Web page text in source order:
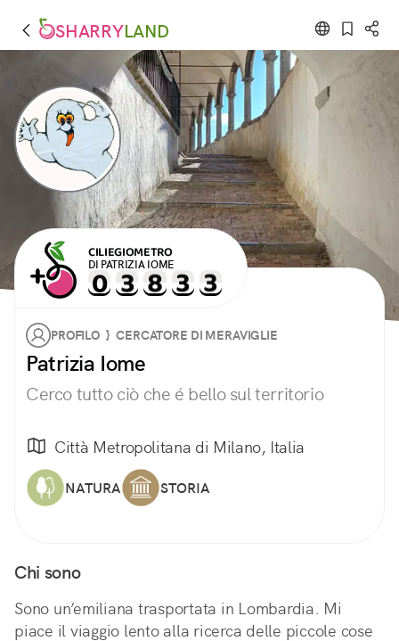
SHARRYLAND
CILIEGIOMETRO
DI PATRIZIA IOME
PROFILO } CERCATORE DI MERAVIGLIE
Patrizia Iome
Cerco tutto ciò che é bello sul territorio
Città Metropolitana di Milano, Italia
NATURA STORIA
Chi sono
Sono un’emiliana trasportata in Lombardia. Mi
piace il viaggio lento alla ricerca delle piccole cose